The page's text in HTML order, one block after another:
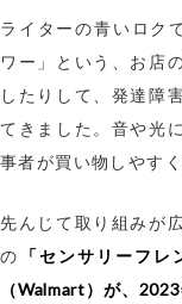
ライターの青いロク
ワー」という、お店
したりして、発達障
てきました。音や光
事者が買い物しやす
先んじて取り組みが
の
「センサリーフ
（Walmart）が、